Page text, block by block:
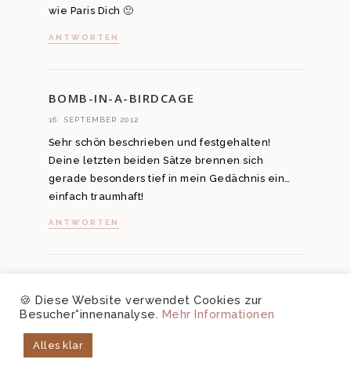
wie Paris Dich 🙂
ANTWORTEN
BOMB-IN-A-BIRDCAGE
16. SEPTEMBER 2012
Sehr schön beschrieben und festgehalten!
Deine letzten beiden Sätze brennen sich
gerade besonders tief in mein Gedächnis ein…
einfach traumhaft!
ANTWORTEN
16. SEPTEMBER 2012
Text von dir und dazu diese tollen Fotos! Ich hab
🍪 Diese Website verwendet Cookies zur
Besucher*innenanalyse. Mehr Informationen
Alles klar